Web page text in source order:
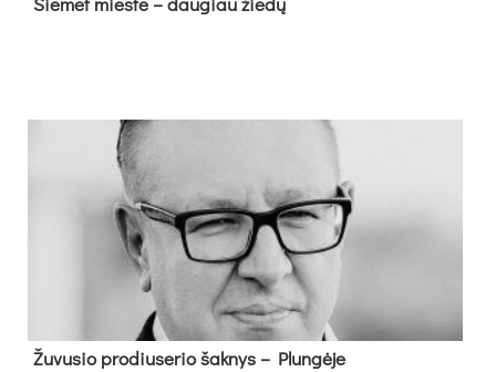
Žu­vu­sio pro­diu­se­rio šak­nys – Plun­gė­je